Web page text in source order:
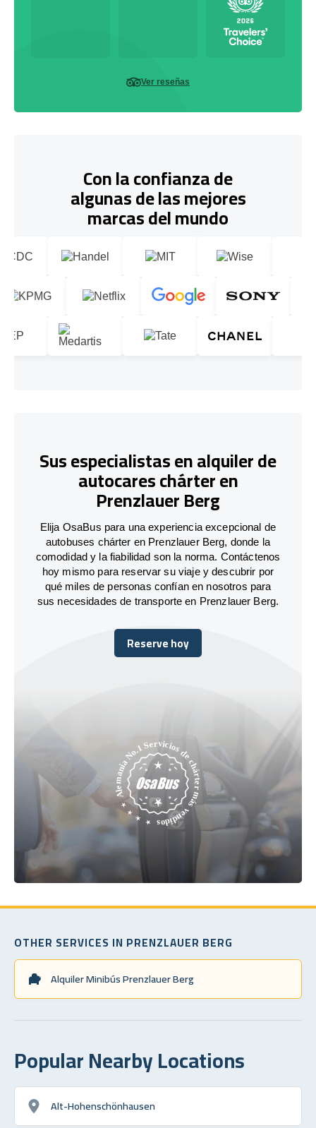
Ver reseñas
Con la confianza de
algunas de las mejores
marcas del mundo
Sus especialistas en alquiler de
autocares chárter en
Prenzlauer Berg
Elija OsaBus para una experiencia excepcional de
autobuses chárter en Prenzlauer Berg, donde la
comodidad y la fiabilidad son la norma. Contáctenos
hoy mismo para reservar su viaje y descubrir por
qué miles de personas confían en nosotros para
sus necesidades de transporte en Prenzlauer Berg.
Reserve hoy
Reserve hoy
OTHER SERVICES IN PRENZLAUER BERG
Alquiler Minibús Prenzlauer Berg
Popular Nearby Locations
Alt-Hohenschönhausen